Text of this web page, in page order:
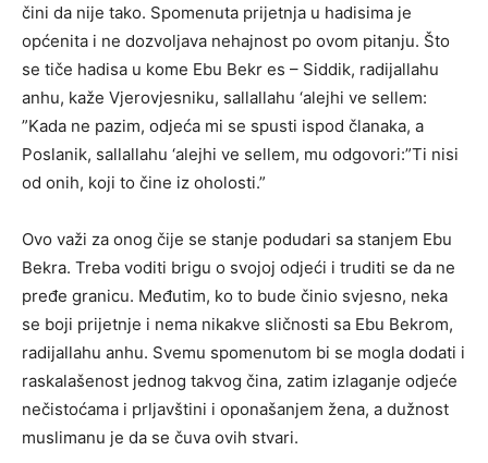
čini da nije tako. Spomenuta prijetnja u hadisima je
općenita i ne dozvoljava nehajnost po ovom pitanju. Što
se tiče hadisa u kome Ebu Bekr es – Siddik, radijallahu
anhu, kaže Vjerovjesniku, sallallahu ‘alejhi ve sellem:
”Kada ne pazim, odjeća mi se spusti ispod članaka, a
Poslanik, sallallahu ‘alejhi ve sellem, mu odgovori:”Ti nisi
od onih, koji to čine iz oholosti.”
Ovo važi za onog čije se stanje podudari sa stanjem Ebu
Bekra. Treba voditi brigu o svojoj odjeći i truditi se da ne
pređe granicu. Međutim, ko to bude činio svjesno, neka
se boji prijetnje i nema nikakve sličnosti sa Ebu Bekrom,
radijallahu anhu. Svemu spomenutom bi se mogla dodati i
raskalašenost jednog takvog čina, zatim izlaganje odjeće
nečistoćama i prljavštini i oponašanjem žena, a dužnost
muslimanu je da se čuva ovih stvari.